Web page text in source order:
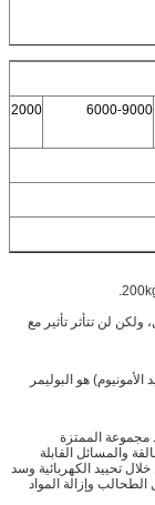
6000-9000
12000
لن تتأثر تأثير مع
هو البوليمر
مجموعة الممتزة
والمسائل القابلة
تحييد الكهربائية وسد
الطحالب وإزالة المواد